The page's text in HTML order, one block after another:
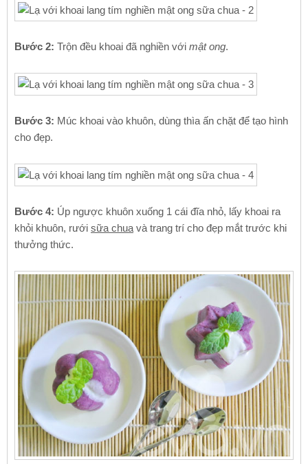
Bước 2: Trộn đều khoai đã nghiền với mật ong.
Bước 3: Múc khoai vào khuôn, dùng thìa ấn chặt để tạo hình
cho đẹp.
Bước 4: Úp ngược khuôn xuống 1 cái đĩa nhỏ, lấy khoai ra
khỏi khuôn, rưới sữa chua và trang trí cho đẹp mắt trước khi
thưởng thức.